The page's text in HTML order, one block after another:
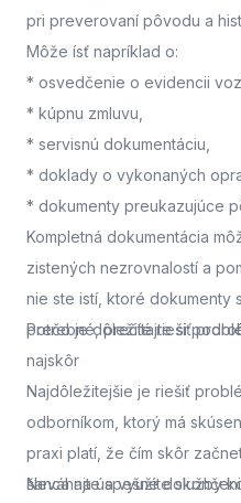
pri preverovaní pôvodu a
Môže ísť napríklad o:
* osvedčenie o evidencii
* kúpnu zmluvu,
* servisnú dokumentáciu,
* doklady o vykonaných
* dokumenty preukazujúce
Kompletná dokumentácia
zistených nezrovnalostí a
nie ste istí, ktoré dokumenty
potrebné, prečítajte si
Prečo je dôležité riešiť
najskôr
Najdôležitejšie je riešiť
odborníkom, ktorý má
praxi platí, že čím skôr
šanca na úspešné
Neváhajte a využite služby